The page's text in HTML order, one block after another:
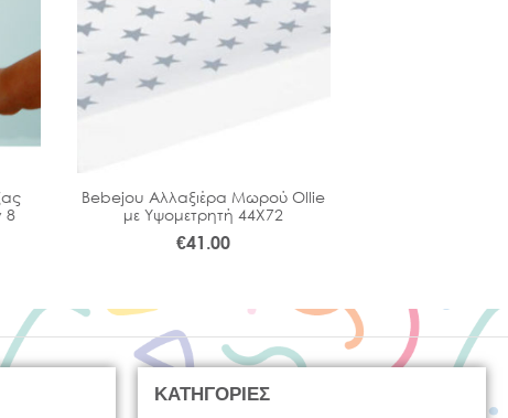
8
Bebejou Αλλαξιέρα Μωρού Ollie
με Υψομετρητή 44Χ72
€41.00
ΚΑΤΗΓΟΡΙΕΣ